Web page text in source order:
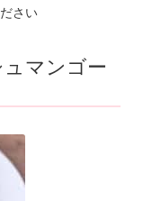
さい
マンゴー